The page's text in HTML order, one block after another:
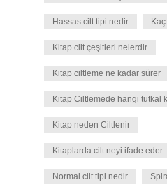
Hassas cilt tipi nedir
Kitap cilt çeşitleri nelerdir
Kitap ciltleme ne kadar sürer
Kitap Ciltlemede hangi tutkal
Kitap neden Ciltlenir
Kitaplarda cilt neyi ifade eder
Normal cilt tipi nedir